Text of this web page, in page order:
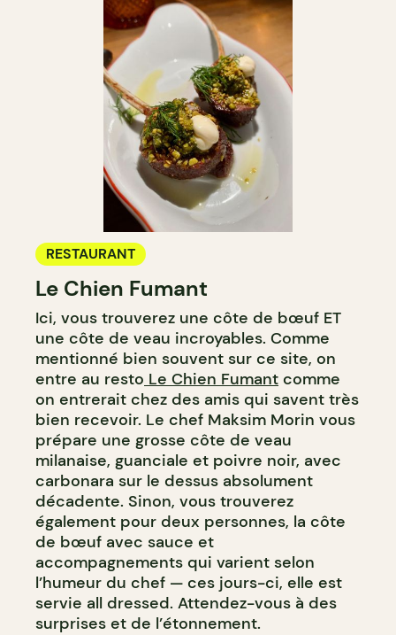
RESTAURANT
Le Chien Fumant
Ici, vous trouverez une côte de bœuf ET
une côte de veau incroyables. Comme
mentionné bien souvent sur ce site, on
entre au resto Le Chien Fumant comme
on entrerait chez des amis qui savent très
bien recevoir. Le chef Maksim Morin vous
prépare une grosse côte de veau
milanaise, guanciale et poivre noir, avec
carbonara sur le dessus absolument
décadente. Sinon, vous trouverez
également pour deux personnes, la côte
de bœuf avec sauce et
accompagnements qui varient selon
l’humeur du chef — ces jours-ci, elle est
servie all dressed. Attendez-vous à des
surprises et de l’étonnement.